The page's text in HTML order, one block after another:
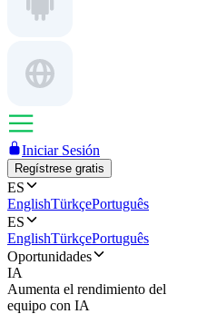
Iniciar Sesión
Regístrese gratis
ES
EnglishTürkçePortuguês
ES
EnglishTürkçePortuguês
Oportunidades
IA
Aumenta el rendimiento del
equipo con IA